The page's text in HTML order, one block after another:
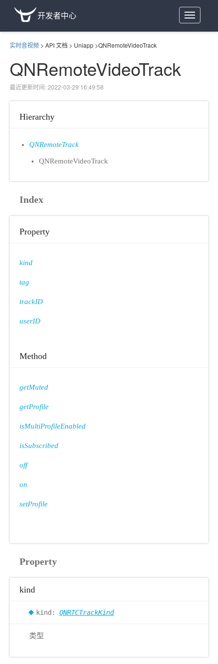
Toggle
navigation
开发者中心
实时音视频 > API 文档 > Uniapp >QNRemoteVideoTrack
QNRemoteVideoTrack
最近更新时间: 2022-03-29 16:49:58
Hierarchy
QNRemoteTrack
QNRemoteVideoTrack
Index
Property
kind
tag
trackID
userID
Method
getMuted
getProfile
isMultiProfileEnabled
isSubscribed
off
on
setProfile
Property
kind
kind: QNRTCTrackKind
类型